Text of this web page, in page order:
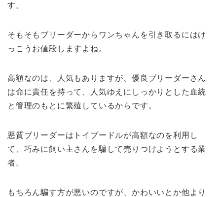
す。
そもそもブリーダーからワンちゃんを引き取るにはけ
っこうお値段しますよね。
高額なのは、人気もありますが、優良ブリーダーさん
は命に責任を持って、人気ゆえにしっかりとした血統
と管理のもとに繁殖しているからです。
悪質ブリーダーはトイプードルが高額なのを利用し
て、巧みに飼い主さんを騙して売りつけようとする業
者。
もちろん騙す方が悪いのですが、かわいいとか他より